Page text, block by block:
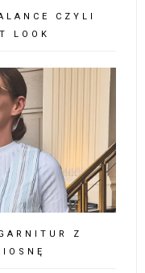
CZYLI
LOOK
Z